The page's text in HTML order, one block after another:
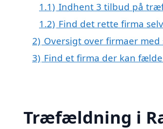
1.1) Indhent 3 tilbud på
1.2) Find det rette firma selv
2) Oversigt over firmaer
3) Find et firma der kan
Træfældning i